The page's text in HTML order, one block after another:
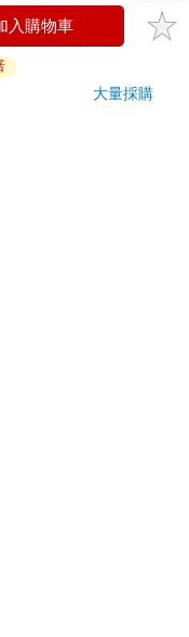
衣褲、刮鬍刀、除毛
猶豫期（含例假
入購物車
大量採購